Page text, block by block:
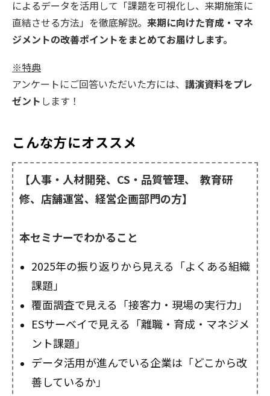
によるデータを活用して「課題を可視化し、来期施策に
直結させる方法」を徹底解説。 来期に向けた育成・マネ
ジメントの改善ポイントをまとめてお届けします。
※特典
アンケートにご回答いただいた方には、 講演資料をプレ
ゼント します！
こんな方にオススメ
【人事・人材開発、CS・品質管理、 教育研
修、店舗運営、経営企画部門の方】
本セミナーでわかること
2025年の振り返りから見える「よくある組織
課題」
覆面調査で見える「接客力・現場の実行力」
ESサーベイで見える「離職・育成・マネジメ
ント課題」
データ活用が進んでいる企業は「どこから改
善しているか」